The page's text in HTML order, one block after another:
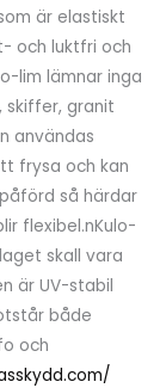
är elastiskt
och luktfri och
lim lämnar inga
skiffer, granit
användas
frysa och kan
så härdar
flexibel.nKulo-
skall vara
är UV-stabil
både
och